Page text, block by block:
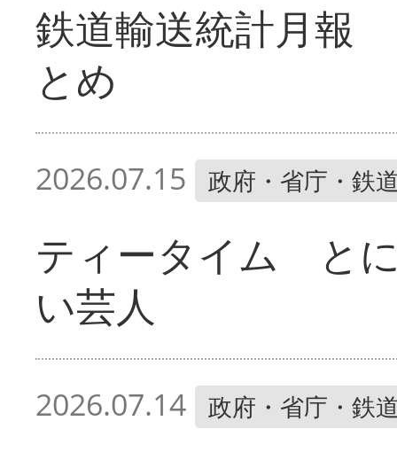
鉄道輸送統計月報
とめ
2026.07.15 政府・省庁・鉄
ティータイム と
い芸人
2026.07.14 政府・省庁・鉄